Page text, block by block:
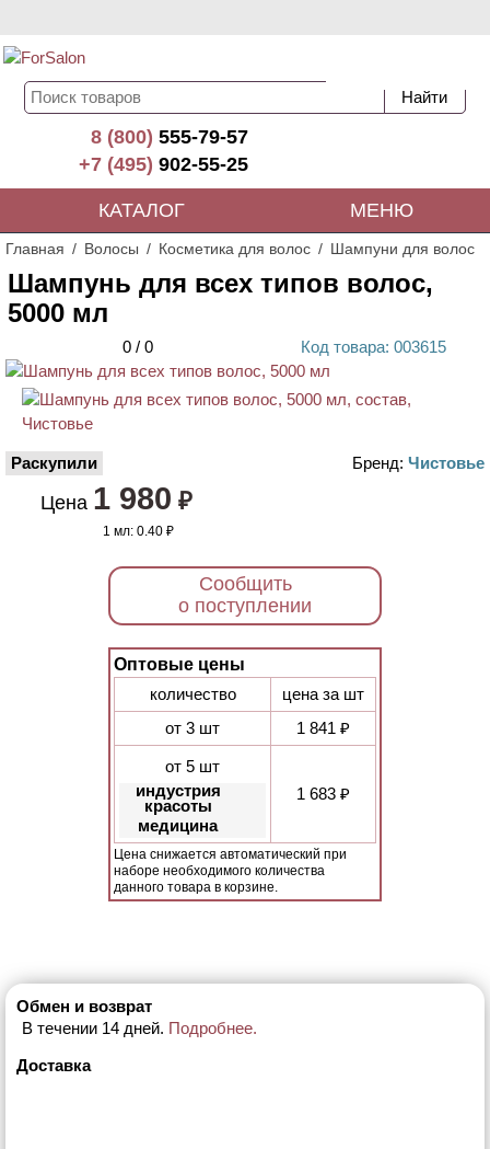
8 (800)555-79-57
+7 (495)902-55-25
КАТАЛОГ МЕНЮ
Главная Волосы Косметика для волос Шампуни для волос
Шампунь для всех типов волос,
5000 мл
0 / 0 Код товара: 003615
Раскупили Бренд: Чистовье
Цена 1 980 ₽
1 мл:0.40 ₽
Сообщить
о поступлении
Оптовые цены
количество
цена за шт
от 3 шт
1 841 ₽
от 5 шт
индустрия
красоты
медицина
1 683 ₽
Цена снижается автоматический при
наборе необходимого количества
данного товара в корзине.
Обмен и возврат
В течении 14 дней. Подробнее.
Доставка